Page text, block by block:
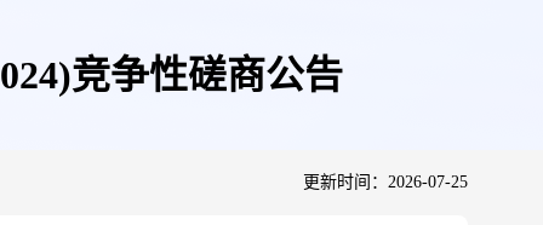
竞争性磋商公告
更新时间：2026-07-25